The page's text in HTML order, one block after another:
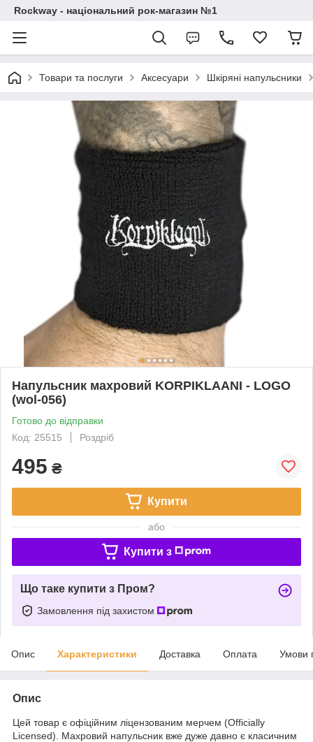
Rockway - національний рок-магазин №1
Товари та послуги Аксесуари Шкіряні напульсники
Напульсник махровий KORPIKLAANI - LOGO
(wol-056)
Готово до відправки
Код: 25515
Роздріб
495 ₴
Купити
або
Купити з
Що таке купити з Пром?
Замовлення під захистом
Опис Характеристики Доставка Оплата Умови
Опис
Цей товар є офіційним ліцензованим мерчем (Officially
Licensed). Махровий напульсник вже дуже давно є класичним